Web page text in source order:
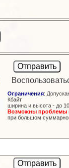
Ограничения:
Кбайт
ширина и высота - до
Возможны проблемы
при большом